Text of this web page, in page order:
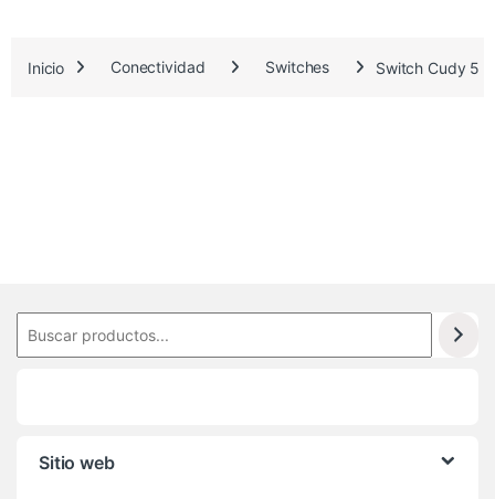
8
Inicio Conectividad Switches Switch Cudy 5
Sitio web